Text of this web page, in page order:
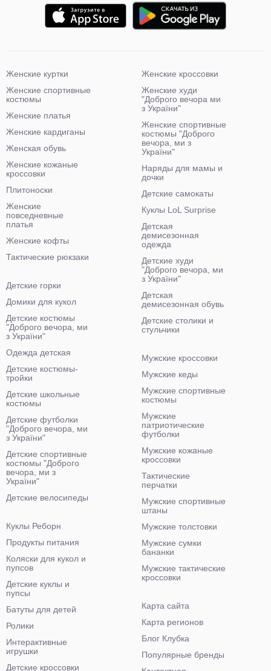
Женские куртки
Женские спортивные
костюмы
Женские платья
Женские кардиганы
Женская обувь
Женские кожаные
кроссовки
Плитоноски
Женские
повседневные
платья
Женские кофты
Тактические рюкзаки
Женские кроссовки
Женские худи
"Доброго вечора ми
з України"
Женские спортивные
костюмы "Доброго
вечора, ми з
України"
Наряды для мамы и
дочки
Детские самокаты
Куклы LoL Surprise
Детская
демисезонная
одежда
Детские худи
"Доброго вечора, ми
з України"
Детская
демисезонная обувь
Детские столики и
стульчики
Детские горки
Домики для кукол
Детские костюмы
"Доброго вечора, ми
з України"
Одежда детская
Детские костюмы-
тройки
Детские школьные
костюмы
Детские футболки
"Доброго вечора, ми
з України"
Детские спортивные
костюмы "Доброго
вечора, ми з
України"
Детские велосипеды
Мужские кроссовки
Мужские кеды
Мужские спортивные
костюмы
Мужские
патриотические
футболки
Мужские кожаные
кроссовки
Тактические
перчатки
Мужские спортивные
штаны
Мужские толстовки
Мужские сумки
бананки
Мужские тактические
кроссовки
Куклы Реборн
Продукты питания
Коляски для кукол и
пупсов
Детские куклы и
пупсы
Батуты для детей
Ролики
Интерактивные
игрушки
Детские кроссовки
Карта сайта
Карта регионов
Блог Клубка
Популярные бренды